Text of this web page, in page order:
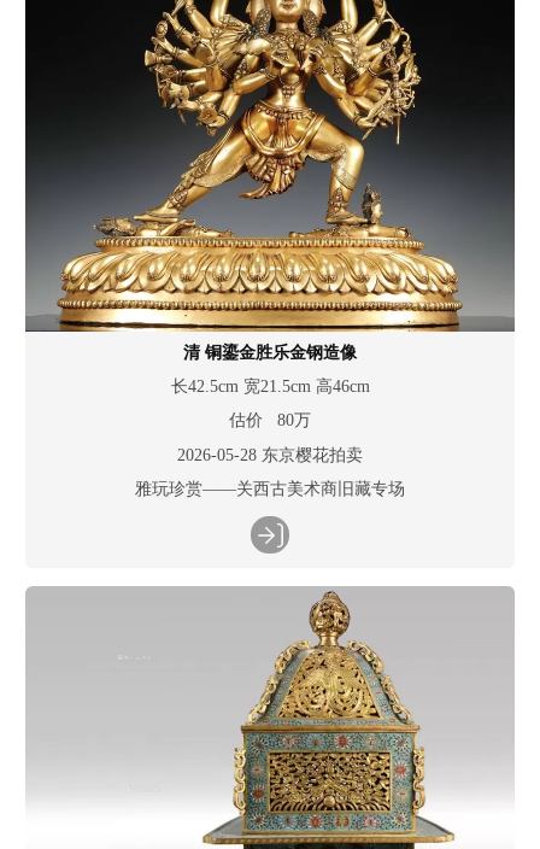
清 铜鎏金胜乐金钢造像
长42.5cm 宽21.5cm 高46cm
估价 80万
2026-05-28 东京樱花拍卖
雅玩珍赏——关西古美术商旧藏专场